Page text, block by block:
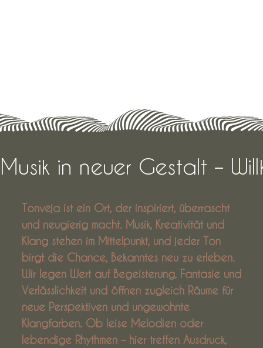
Musik in neuer Gestalt –
Tonvėja ist ein Ort, der inspiriert, überrascht
und neugierig macht. Musik, Kreativität und
Klang stehen im Mittelpunkt, und jeder Ton
birgt die Chance, Bekanntes neu zu erleben.
Wir legen Wert auf Begeisterung, Fantasie und
Verlässlichkeit und öffnen zugleich Räume für
neue Perspektiven und ungewohnte
Klangfarben. Ob leise Melodien oder
lebendige Rhythmen – hier treffen Ausdruck,